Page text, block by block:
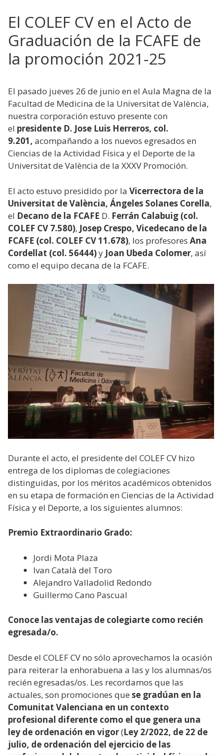
El COLEF CV en el Acto de
Graduación de la FCAFE de
la promoción 2021-25
El pasado jueves 26 de junio en el Aula Magna de la
Facultad de Medicina de la Universitat de València,
nuestra corporación estuvo presente con
el presidente D. Jose Luis Herreros, col.
9.201, acompañando a los nuevos egresados en
Ciencias de la Actividad Física y el Deporte de la
Universitat de València de la XXXV Promoción.
El acto estuvo presidido por la Vicerrectora de la
Universitat de València, Ángeles Solanes Corella,
el Decano de la FCAFE D. Ferrán Calabuig (col.
COLEF CV 7.580), Josep Crespo, Vicedecano de la
FCAFE (col. COLEF CV 11.678), los profesores Ana
Cordellat (col. 56444)y Joan Ubeda Colomer, así
como el equipo decana de la FCAFE.
Durante el acto, el presidente del COLEF CV hizo
entrega de los diplomas de colegiaciones
distinguidas, por los méritos académicos obtenidos
en su etapa de formación en Ciencias de la Actividad
Física y el Deporte, a los siguientes alumnos:
Premio Extraordinario Grado:
Jordi Mota Plaza
Ivan Català del Toro
Alejandro Valladolid Redondo
Guillermo Cano Pascual
Conoce las ventajas de colegiarte como recién
egresada/o.
Desde el COLEF CV no sólo aprovechamos la ocasión
para reiterar la enhorabuena a las y los alumnas/os
recién egresadas/os. Les recordamos que las
actuales, son promociones que se gradúan en la
Comunitat Valenciana en un contexto
profesional diferente como el que genera una
ley de ordenación en vigor(Ley 2/2022, de 22 de
julio, de ordenación del ejercicio de las